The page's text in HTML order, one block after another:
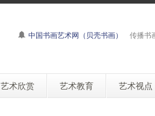
中国书画艺术网（贝壳书画） 传播书
艺术欣赏 艺术教育 艺术视点